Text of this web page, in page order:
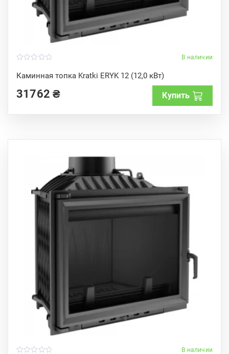
В наличии
Каминная топка Kratki ERYK 12 (12,0 кВт)
o
u
o
f
31762₴ Купить
В наличии